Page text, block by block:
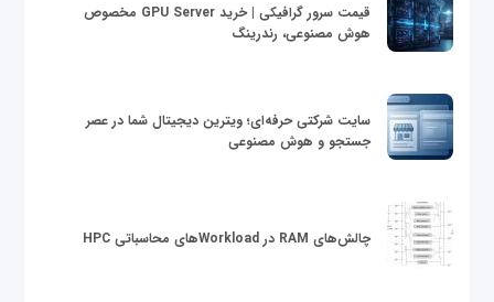
قیمت سرور گرافیکی | خرید GPU Server مخصوص
هوش مصنوعی، رندرینگ
سایت شرکتی حرفه‌ای؛ ویترین دیجیتال شما در عصر
جستجو و هوش مصنوعی
چالش‌های RAM در Workloadهای محاسباتی HPC